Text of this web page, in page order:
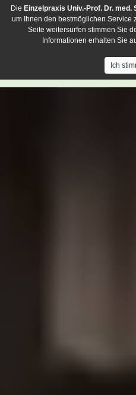
Die Einzelpraxis Univ.-Prof. Dr. med.
um Ihnen den bestmöglichen Service
Seite weitersurfen stimmen Sie
Informationen erhalten Sie
Ich